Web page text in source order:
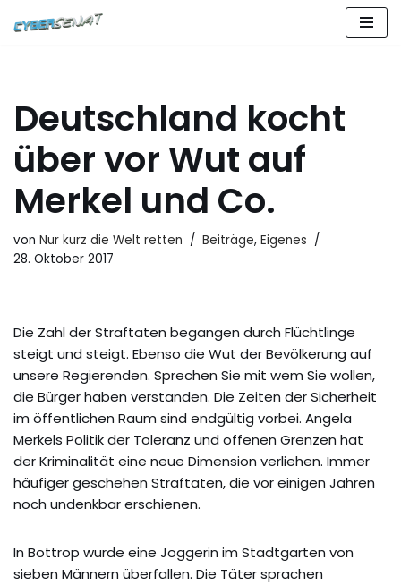
Deutschland kocht
über vor Wut auf
Merkel und Co.
von Nur kurz die Welt retten Beiträge, Eigenes
28. Oktober 2017
Die Zahl der Straftaten begangen durch Flüchtlinge
steigt und steigt. Ebenso die Wut der Bevölkerung auf
unsere Regierenden. Sprechen Sie mit wem Sie wollen,
die Bürger haben verstanden. Die Zeiten der Sicherheit
im öffentlichen Raum sind endgültig vorbei. Angela
Merkels Politik der Toleranz und offenen Grenzen hat
der Kriminalität eine neue Dimension verliehen. Immer
häufiger geschehen Straftaten, die vor einigen Jahren
noch undenkbar erschienen.
In Bottrop wurde eine Joggerin im Stadtgarten von
sieben Männern überfallen. Die Täter sprachen